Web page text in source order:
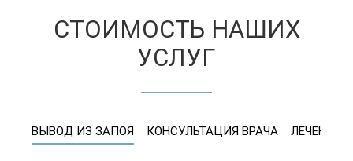
СТОИМОСТЬ НАШИХ
УСЛУГ
ВЫВОД ИЗ ЗАПОЯ КОНСУЛЬТАЦИЯ ВРАЧА ЛЕЧЕНИЕ